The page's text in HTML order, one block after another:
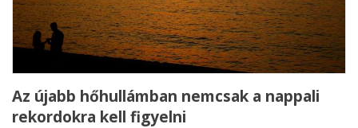
Az újabb hőhullámban nemcsak a nappali
rekordokra kell figyelni